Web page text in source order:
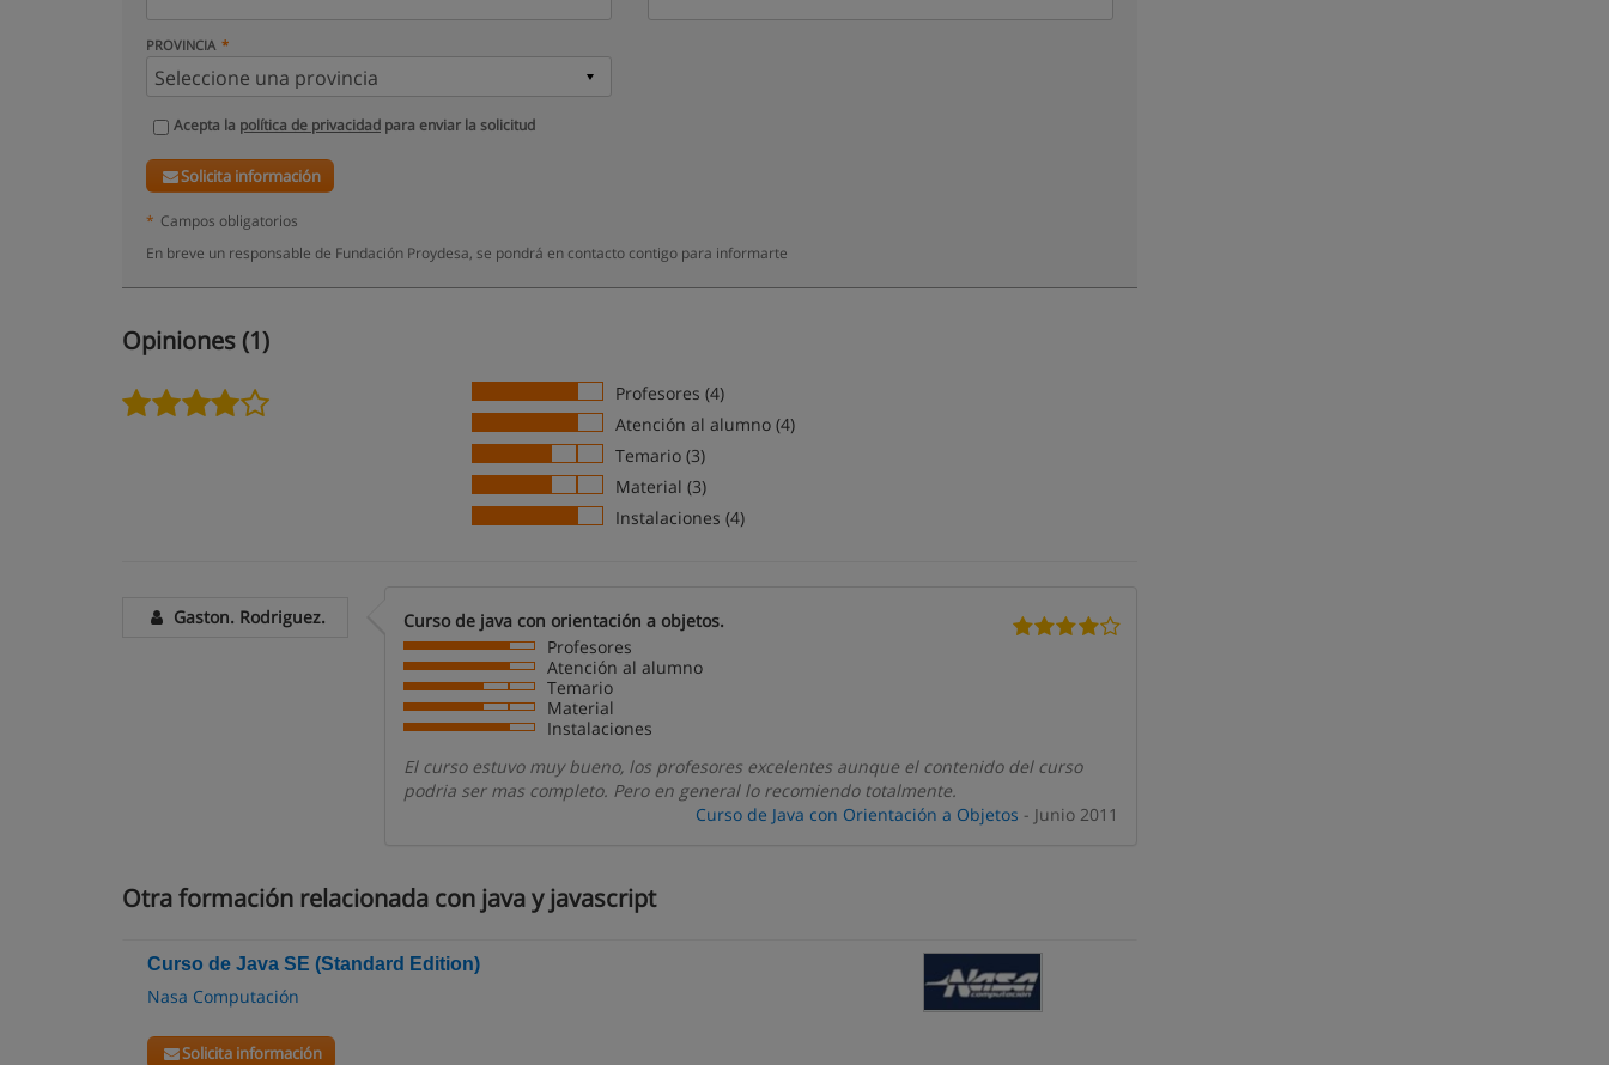
PROVINCIA
Acepta la política de privacidad para enviar la solicitud
Solicita información
* Campos obligatorios
En breve un responsable de Fundación Proydesa, se pondrá en contacto contigo para informarte
Opiniones (1)
Profesores (4)
Atención al alumno (4)
Temario (3)
Material (3)
Instalaciones (4)
Gaston. Rodriguez.
Curso de java con orientación a objetos.
Profesores
Atención al alumno
Temario
Material
Instalaciones
El curso estuvo muy bueno, los profesores excelentes aunque el contenido del curso
podria ser mas completo. Pero en general lo recomiendo totalmente.
Curso de Java con Orientación a Objetos - Junio 2011
Otra formación relacionada con java y javascript
Curso de Java SE (Standard Edition)
Nasa Computación
Solicita información